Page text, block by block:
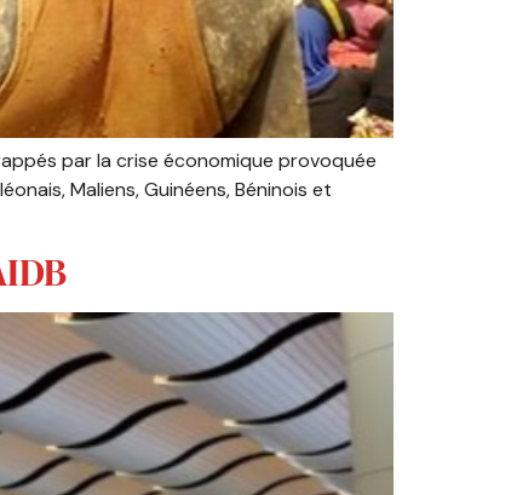
par la crise économique provoquée
Maliens, Guinéens, Béninois et